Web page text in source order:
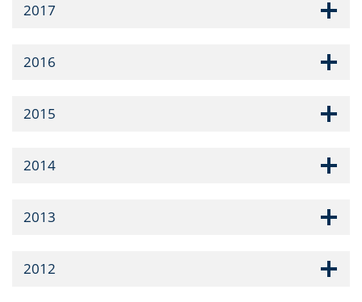
2017
2016
2015
2014
2013
2012